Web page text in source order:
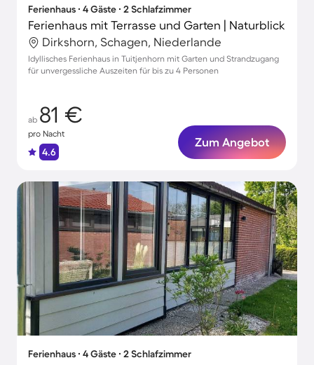
Ferienhaus ∙ 4 Gäste ∙ 2 Schlafzimmer
Ferienhaus mit Terrasse und Garten | Naturblick
Dirkshorn, Schagen, Niederlande
Idyllisches Ferienhaus in Tuitjenhorn mit Garten und Strandzugang
für unvergessliche Auszeiten für bis zu 4 Personen
ab 81 €
pro Nacht
4.6
Zum Angebot
Ferienhaus ∙ 4 Gäste ∙ 2 Schlafzimmer